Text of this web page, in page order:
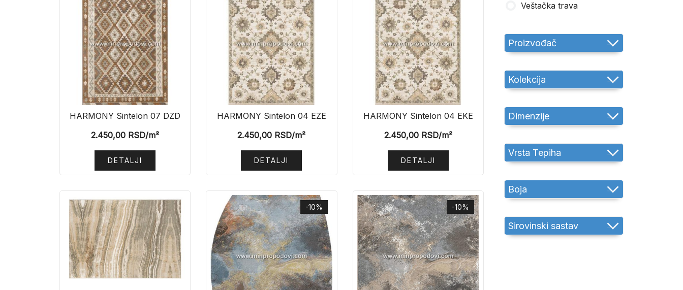
HARMONY Sintelon 07 DZD
2.450,00 RSD/m²
DETALJI
HARMONY Sintelon 04 EZE
2.450,00 RSD/m²
DETALJI
HARMONY Sintelon 04 EKE
2.450,00RSD/m²
DETALJI
-10% -10%
Veštačka trava
Proizvođač
Kolekcija
Dimenzije
Vrsta Tepiha
Boja
Sirovinski sastav